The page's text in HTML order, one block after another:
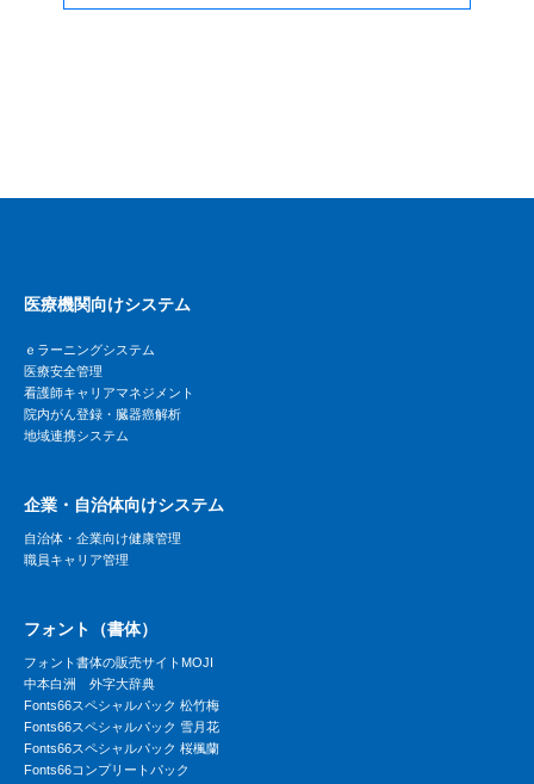
医療機関向けシステム
ｅラーニングシステム
医療安全管理
看護師キャリアマネジメント
院内がん登録・臓器癌解析
地域連携システム
企業・自治体向けシステム
自治体・企業向け健康管理
職員キャリア管理
フォント（書体）
フォント書体の販売サイトMOJI
中本白洲 外字大辞典
Fonts66スペシャルパック 松竹梅
Fonts66スペシャルパック 雪月花
Fonts66スペシャルパック 桜楓蘭
Fonts66コンプリートパック